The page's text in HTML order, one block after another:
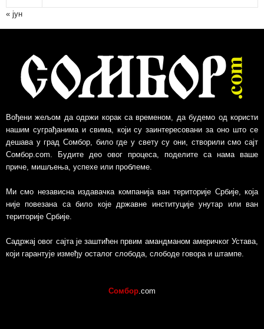
« јун
Вођени жељом да одржи корак са временом, да будемо од користи
нашим суграђанима и свима, који су заинтересовани за оно што се
дешава у град Сомбор, било где у свету су они, створили смо сајт
Сомбор.com. Будите део овог процеса, поделите са нама ваше
приче, мишљења, успехе или проблеме.
Ми смо независна издавачка компанија ван територије Србије, којa
није повезанa са било које државне институције унутар или ван
територије Србије.
Садржај овог сајта је заштићен првим амандманом америчког Устава,
који гарантује између осталог слобода, слободе говора и штампе.
Сомбор.com